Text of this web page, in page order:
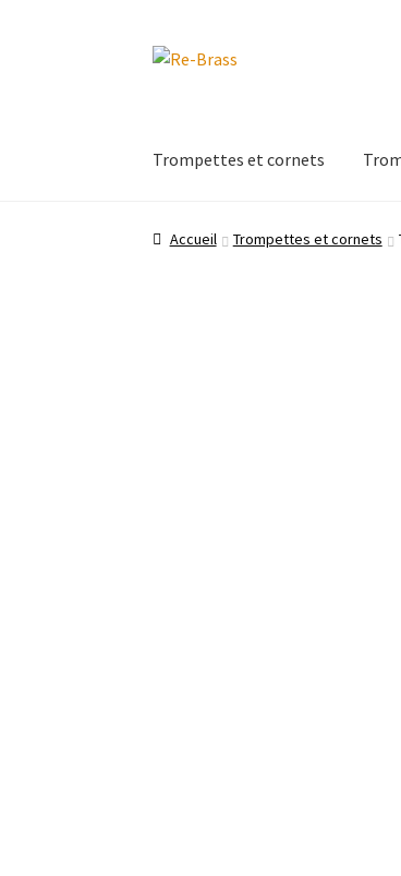
Aller
Aller
Trompettes et cornets
Accueil Trompettes et cornets